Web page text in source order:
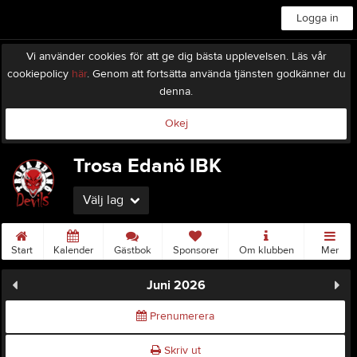
Logga in
Vi använder cookies för att ge dig bästa upplevelsen. Läs vår
cookiepolicy här. Genom att fortsätta använda tjänsten godkänner du
denna.
Okej
Trosa Edanö IBK
Välj lag
Start Kalender Gästbok Sponsorer Om klubben Mer
Juni 2026
Prenumerera
Skriv ut